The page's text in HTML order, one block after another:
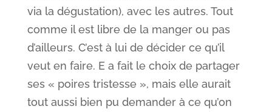
via la dégustation), avec les autres. Tout
comme il est libre de la manger ou pas
d’ailleurs. C’est à lui de décider ce qu’il
veut en faire. E a fait le choix de partager
ses « poires tristesse », mais elle aurait
tout aussi bien pu demander à ce qu’on